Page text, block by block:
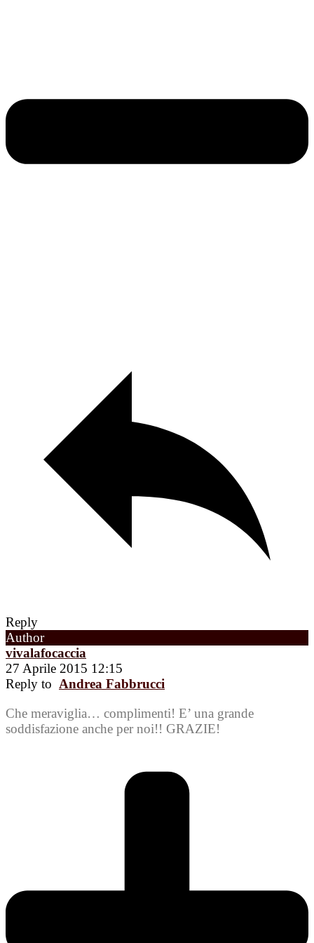
Reply
Author
vivalafocaccia
27 Aprile 2015 12:15
Reply to Andrea Fabbrucci
Che meraviglia… complimenti! E’ una grande
soddisfazione anche per noi!! GRAZIE!